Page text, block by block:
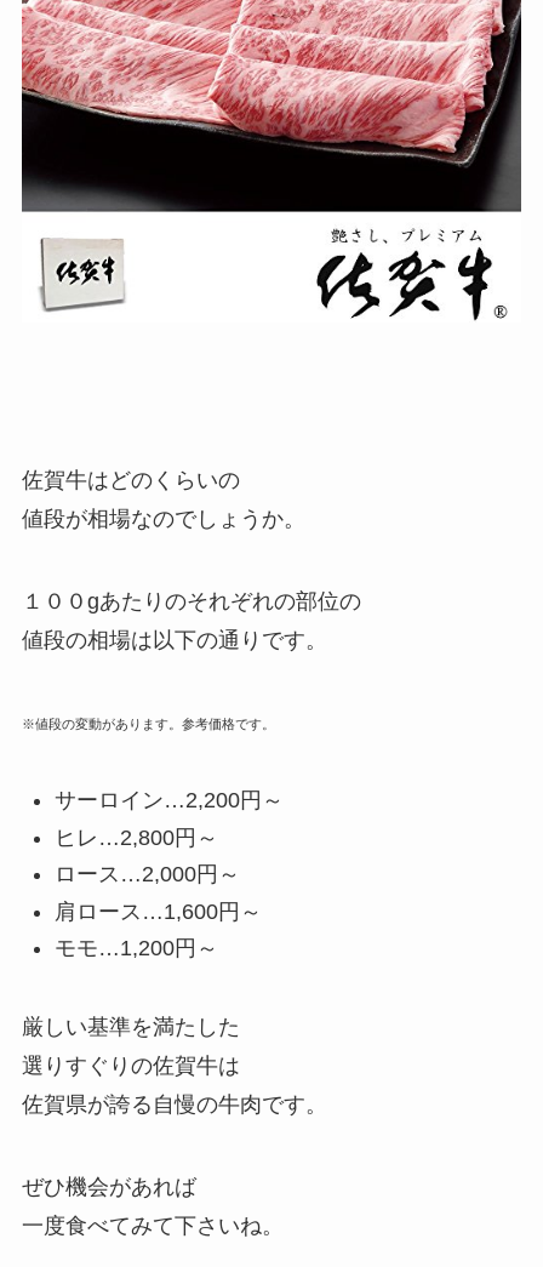
佐賀牛はどのくらいの
値段が相場なのでしょうか。
１００gあたりのそれぞれの部位の
値段の相場は以下の通りです。
※値段の変動があります。参考価格です。
サーロイン…2,200円～
ヒレ…2,800円～
ロース…2,000円～
肩ロース…1,600円～
モモ…1,200円～
厳しい基準を満たした
選りすぐりの佐賀牛は
佐賀県が誇る自慢の牛肉です。
ぜひ機会があれば
一度食べてみて下さいね。